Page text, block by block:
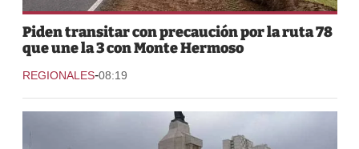
Piden transitar con precaución por la ruta 78
que une la 3 con Monte Hermoso
REGIONALES-08:19